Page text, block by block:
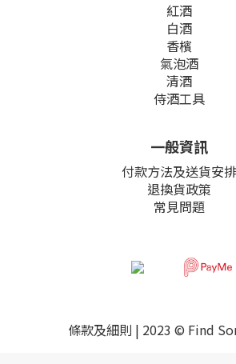
紅酒
白酒
香檳
氣泡酒
清酒
侍酒工具
一般資訊
付款方法及送貨安排
退換貨政策
常見問題
條款及細則 | 2023 © Find